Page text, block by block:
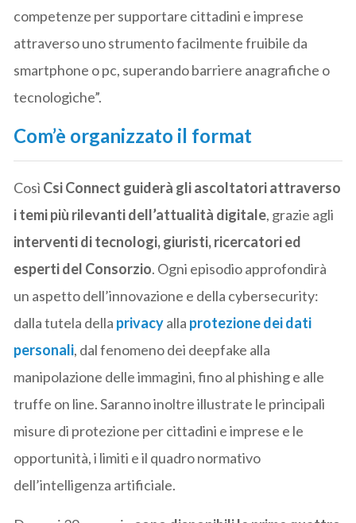
competenze per supportare cittadini e imprese
attraverso uno strumento facilmente fruibile da
smartphone o pc, superando barriere anagrafiche o
tecnologiche”.
Com’è organizzato il format
Così Csi Connect guiderà gli ascoltatori attraverso
i temi più rilevanti dell’attualità digitale, grazie agli
interventi di tecnologi, giuristi, ricercatori ed
esperti del Consorzio. Ogni episodio approfondirà
un aspetto dell’innovazione e della cybersecurity:
dalla tutela della privacyalla protezione dei dati
personali, dal fenomeno dei deepfake alla
manipolazione delle immagini, fino al phishing e alle
truffe on line. Saranno inoltre illustrate le principali
misure di protezione per cittadini e imprese e le
opportunità, i limiti e il quadro normativo
dell’intelligenza artificiale.